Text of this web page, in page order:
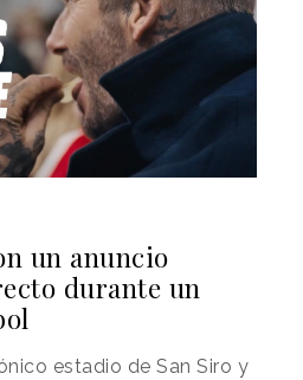
un anuncio
durante un
estadio de San Siro y